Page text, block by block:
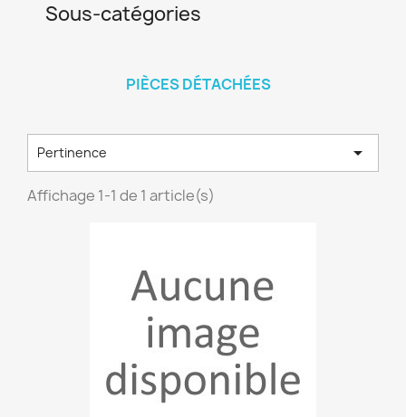
Sous-catégories
PIÈCES DÉTACHÉES
Pertinence 
Affichage 1-1 de 1 article(s)